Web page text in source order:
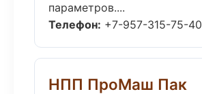
параметров....
Телефон: +7-957-315-75-40
НПП ПроМаш Пак